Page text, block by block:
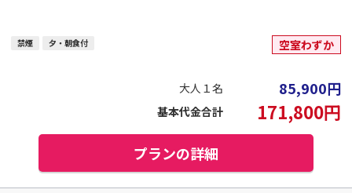
禁煙 夕・朝食付 空室わずか
大人１名 85,900円
基本代金合計 171,800円
プランの詳細